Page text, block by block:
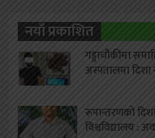
नयाँ प्रकाशित
गड्डाचौकीमा
अस्पतालमा
रूपान्तरणको
विश्वविद्यालय :